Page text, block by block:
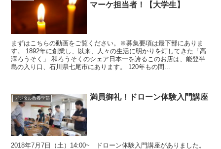
マーケ担当者！【大学生】
まずはこちらの動画をご覧ください。※募集要項は最下部にありま
す。 1892年に創業し、以来、人々の生活に明かりを灯してきた「高
澤ろうそく」 和ろうそくのシェア日本一を誇るこのお店は、能登半
島の入り口、石川県七尾市にあります。 120年もの間...
デジタル教養学部 満員御礼！ドローン体験入門講座
2018年7月7日（土）14:00~ ドローン体験入門講座がありました。